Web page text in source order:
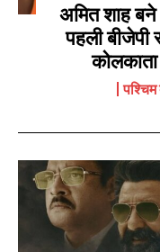
अमित शाह बने
पहली
कोलकाता